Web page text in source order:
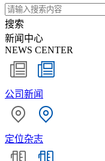
搜索
新闻中心
NEWS CENTER
公司新闻
定位杂志